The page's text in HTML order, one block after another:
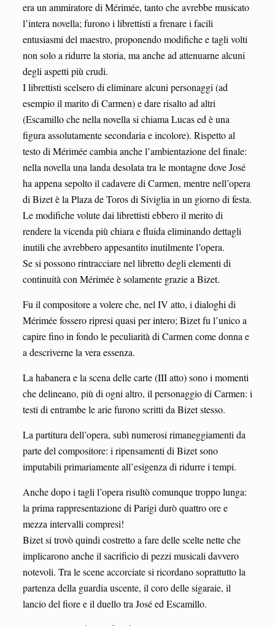
era un ammiratore di Mérimée, tanto che avrebbe musicato
l’intera novella; furono i librettisti a frenare i facili
entusiasmi del maestro, proponendo modifiche e tagli volti
non solo a ridurre la storia, ma anche ad attenuarne alcuni
degli aspetti più crudi.
I librettisti scelsero di eliminare alcuni personaggi (ad
esempio il marito di Carmen) e dare risalto ad altri
(Escamillo che nella novella si chiama Lucas ed è una
figura assolutamente secondaria e incolore). Rispetto al
testo di Mérimée cambia anche l’ambientazione del finale:
nella novella una landa desolata tra le montagne dove José
ha appena sepolto il cadavere di Carmen, mentre nell’opera
di Bizet è la Plaza de Toros di Siviglia in un giorno di festa.
Le modifiche volute dai librettisti ebbero il merito di
rendere la vicenda più chiara e fluida eliminando dettagli
inutili che avrebbero appesantito inutilmente l’opera.
Se si possono rintracciare nel libretto degli elementi di
continuità con Mérimée è solamente grazie a Bizet.
Fu il compositore a volere che, nel IV atto, i dialoghi di
Mérimée fossero ripresi quasi per intero; Bizet fu l’unico a
capire fino in fondo le peculiarità di Carmen come donna e
a descriverne la vera essenza.
La habanera e la scena delle carte (III atto) sono i momenti
che delineano, più di ogni altro, il personaggio di Carmen: i
testi di entrambe le arie furono scritti da Bizet stesso.
La partitura dell’opera, subì numerosi rimaneggiamenti da
parte del compositore: i ripensamenti di Bizet sono
imputabili primariamente all’esigenza di ridurre i tempi.
Anche dopo i tagli l’opera risultò comunque troppo lunga:
la prima rappresentazione di Parigi durò quattro ore e
mezza intervalli compresi!
Bizet si trovò quindi costretto a fare delle scelte nette che
implicarono anche il sacrificio di pezzi musicali davvero
notevoli. Tra le scene accorciate si ricordano soprattutto la
partenza della guardia uscente, il coro delle sigaraie, il
lancio del fiore e il duello tra José ed Escamillo.